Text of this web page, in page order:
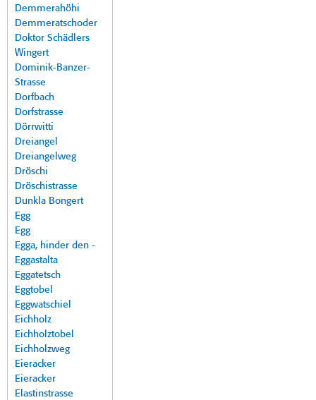
Demmerahöhi
Demmeratschoder
Doktor Schädlers
Wingert
Dominik-Banzer-
Strasse
Dorfbach
Dorfstrasse
Dörrwitti
Dreiangel
Dreiangelweg
Dröschi
Dröschistrasse
Dunkla Bongert
Egg
Egg
Egga, hinder den -
Eggastalta
Eggatetsch
Eggtobel
Eggwatschiel
Eichholz
Eichholztobel
Eichholzweg
Eieracker
Eieracker
Elastinstrasse